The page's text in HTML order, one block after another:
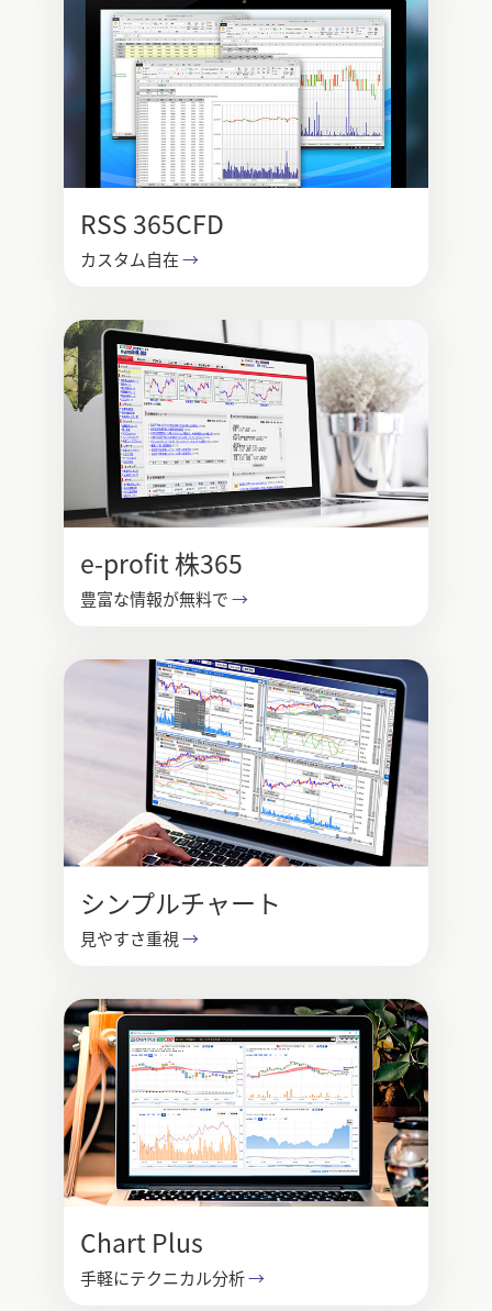
RSS 365CFD
カスタム自在→
e-profit 株365
豊富な情報が無料で→
シンプルチャート
見やすさ重視→
Chart Plus
手軽にテクニカル分析→